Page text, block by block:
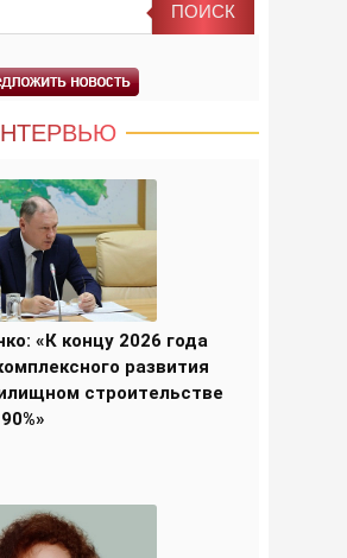
«К концу 2026 года
развития
строительстве